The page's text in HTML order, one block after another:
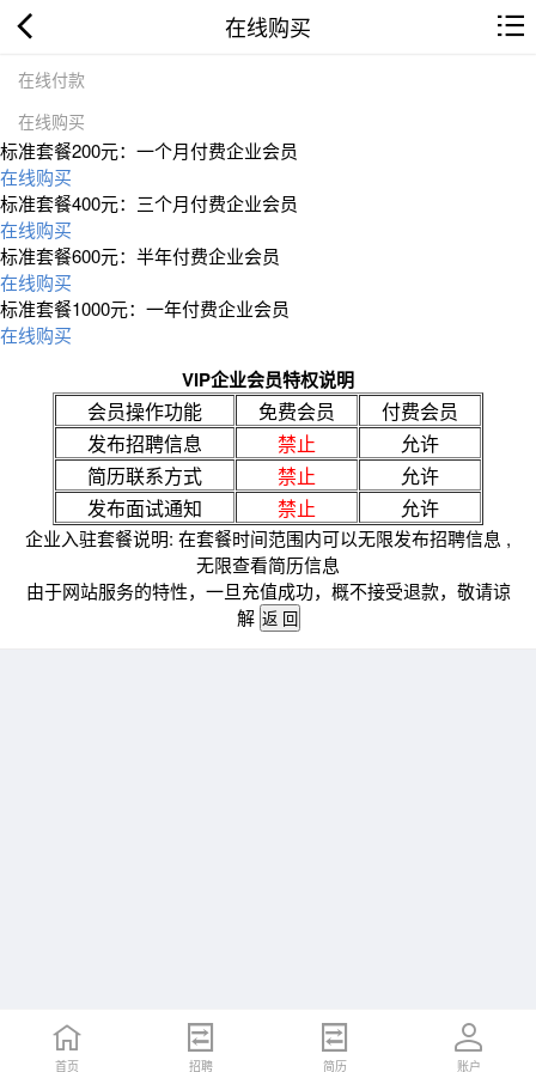
在线购买
在线付款
在线购买
标准套餐200元：一个月付费企业会员
在线购买
标准套餐400元：三个月付费企业会员
在线购买
标准套餐600元：半年付费企业会员
在线购买
标准套餐1000元：一年付费企业会员
在线购买
VIP企业会员特权说明
会员操作功能 免费会员
付费会员
发布招聘信息
禁止
允许
简历联系方式
禁止
允许
发布面试通知
禁止 允许
企业入驻套餐说明: 在套餐时间范围内可以无限发布招聘信息 ,
无限查看简历信息
由于网站服务的特性，一旦充值成功，概不接受退款，敬请谅
解
首页 招聘 简历 账户